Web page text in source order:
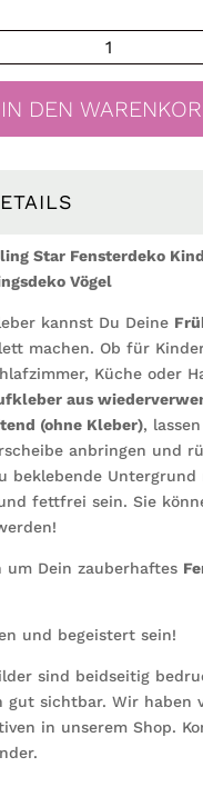
IN DEN
Star Fensterdeko
Vögel
kannst Du Deine
machen. Ob für
Küche oder
aus
(ohne Kleber),
anbringen und
beklebende Untergrund
fettfrei sein. Sie
um Dein zauberhaftes
und begeistert sein!
sind beidseitig
gut sichtbar. Wir haben
in unserem Shop.